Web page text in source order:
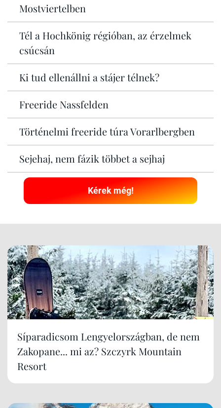
Mostviertelben
Tél a Hochkönig régióban, az érzelmek
csúcsán
Ki tud ellenállni a stájer télnek?
Freeride Nassfelden
Történelmi freeride túra Vorarlbergben
Sejehaj, nem fázik többet a sejhaj
Kérek még!
Síparadicsom Lengyelországban, de nem
Zakopane... mi az? Szczyrk Mountain
Resort